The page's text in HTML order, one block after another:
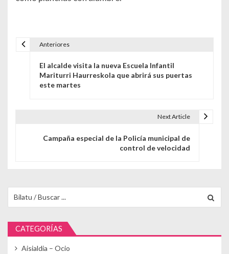
Anteriores
El alcalde visita la nueva Escuela Infantil
Mariturri Haurreskola que abrirá sus puertas
este martes
Next Article
Campaña especial de la Policía municipal de
control de velocidad
CATEGORÍAS
Aisialdia – Ocio